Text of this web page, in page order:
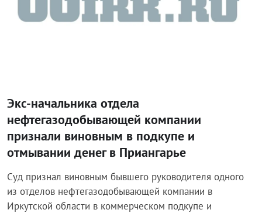
Экс-начальника отдела
нефтегазодобывающей компании
признали виновным в подкупе и
отмывании денег в Приангарье
Суд признал виновным бывшего руководителя одного
из отделов нефтегазодобывающей компании в
Иркутской области в коммерческом подкупе и